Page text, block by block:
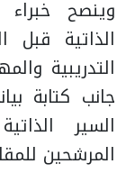
وينصح
الذاتية قبل
التدريبية
جانب كتابة
السير
المرشحين